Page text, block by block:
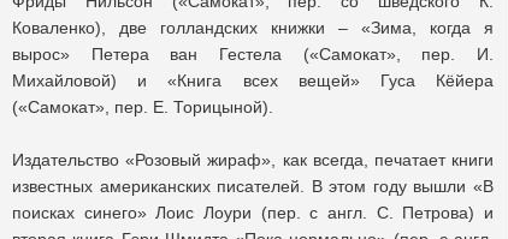
Коваленко), две голландских книжки – «Зима, когда я
вырос» Петера ван Гестела («Самокат», пер. И.
Михайловой) и «Книга всех вещей» Гуса Кёйера
(«Самокат», пер. Е. Торицыной).
Издательство «Розовый жираф», как всегда, печатает книги
известных американских писателей. В этом году вышли «В
поисках синего» Лоис Лоури (пер. с англ. С. Петрова) и